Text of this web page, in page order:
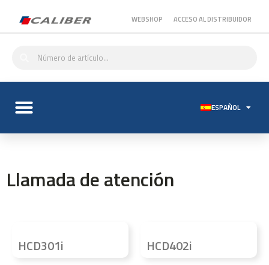
WEBSHOP ACCESO AL DISTRIBUIDOR
ESPAÑOL
Llamada de atención
HCD301i HCD402i